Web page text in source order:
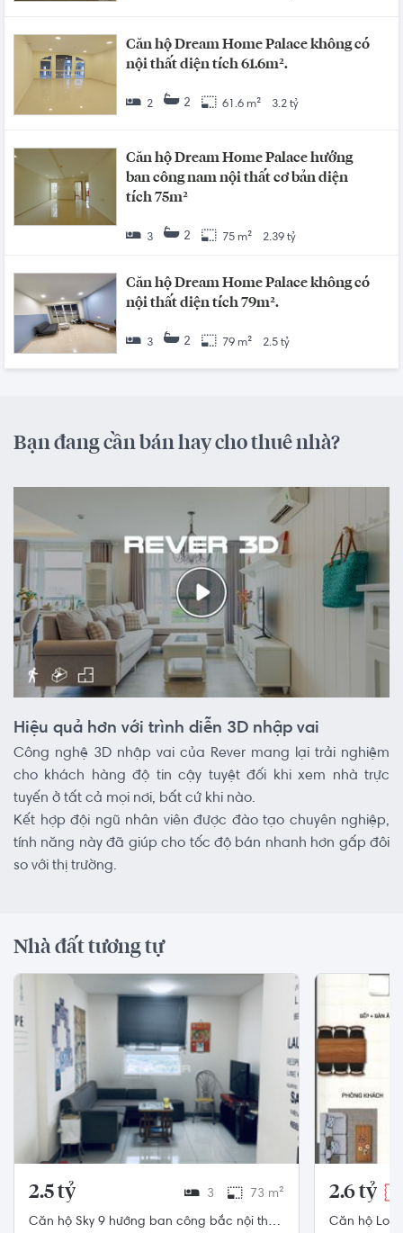
Căn hộ Dream Home Palace không có
nội thất diện tích 61.6m².
2 2 61.6 m² 3.2 tỷ
Căn hộ Dream Home Palace hướng
ban công nam nội thất cơ bản diện
tích 75m²
3 2 75 m² 2.39 tỷ
Căn hộ Dream Home Palace không có
nội thất diện tích 79m².
3 2 79 m² 2.5 tỷ
Bạn đang cần bán hay cho thuê nhà?
Hiệu quả hơn với trình diễn 3D nhập vai
Công nghệ 3D nhập vai của Rever mang lại trải nghiệm
cho khách hàng độ tin cậy tuyệt đối khi xem nhà trực
tuyến ở tất cả mọi nơi, bất cứ khi nào.
Kết hợp đội ngũ nhân viên được đào tạo chuyên nghiệp,
tính năng này đã giúp cho tốc độ bán nhanh hơn gấp đôi
so với thị trường.
Nhà đất tương tự
2.5 tỷ 3 73 m²
Căn hộ Sky 9 hướng ban công bắc nội thất
2.6 tỷ
Căn hộ